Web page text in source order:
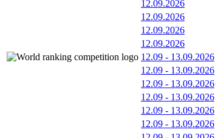
12.09.2026
12.09.2026
12.09.2026
12.09.2026
12.09 - 13.09.2026
12.09 - 13.09.2026
12.09 - 13.09.2026
12.09 - 13.09.2026
12.09 - 13.09.2026
12.09 - 13.09.2026